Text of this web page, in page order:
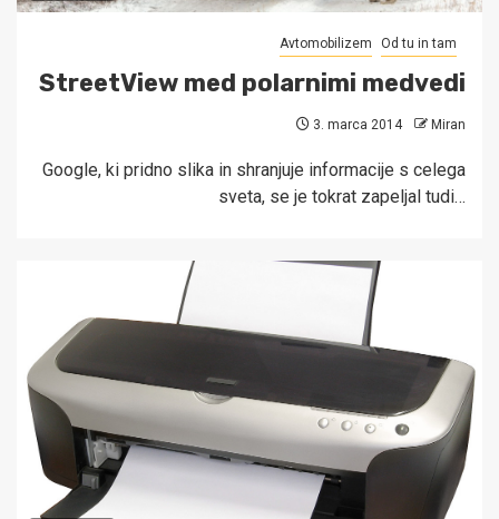
Avtomobilizem Od tu in tam
StreetView med polarnimi medvedi
3. marca 2014 Miran
Google, ki pridno slika in shranjuje informacije s celega
sveta, se je tokrat zapeljal tudi…